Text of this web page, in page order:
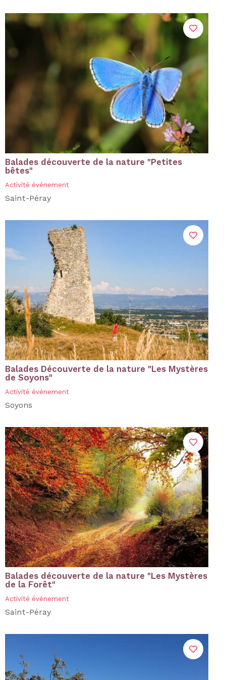
Balades découverte de la nature "Petites
bêtes"
Activité événement
Saint-Péray
Balades Découverte de la nature "Les Mystères
de Soyons"
Activité événement
Soyons
Balades découverte de la nature "Les Mystères
de la Forêt"
Activité événement
Saint-Péray